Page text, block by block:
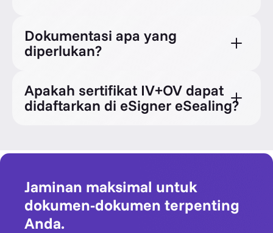
Dokumentasi apa yang
diperlukan?
Apakah sertifikat IV+OV dapat
didaftarkan di eSigner eSealing?
Jaminan maksimal untuk
dokumen-dokumen terpenting
Anda.